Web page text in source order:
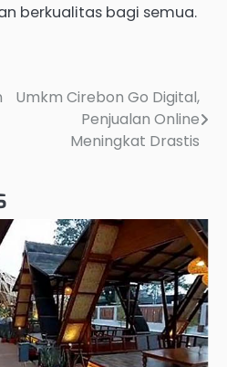
berkualitas bagi semua.
Umkm Cirebon Go Digital,
Penjualan Online
Meningkat Drastis